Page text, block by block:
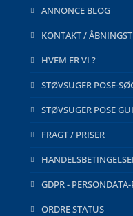
ANNONCE BLOG
KONTAKT /
HVEM ER VI ?
STØVSUGER POSE-
STØVSUGER POSE
FRAGT / PRISER
GDPR -
ORDRE STATUS